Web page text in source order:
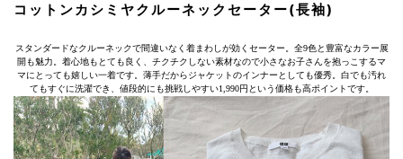
コットンカシミヤクルーネックセーター(長袖)
スタンダードなクルーネックで間違いなく着まわしが効くセーター。全9色と豊富なカラー展
開も魅力。着心地もとても良く、チクチクしない素材なので小さなお子さんを抱っこするマ
マにとっても嬉しい一着です。薄手だからジャケットのインナーとしても優秀。白でも汚れ
てもすぐに洗濯でき、値段的にも挑戦しやすい1,990円という価格も高ポイントです。